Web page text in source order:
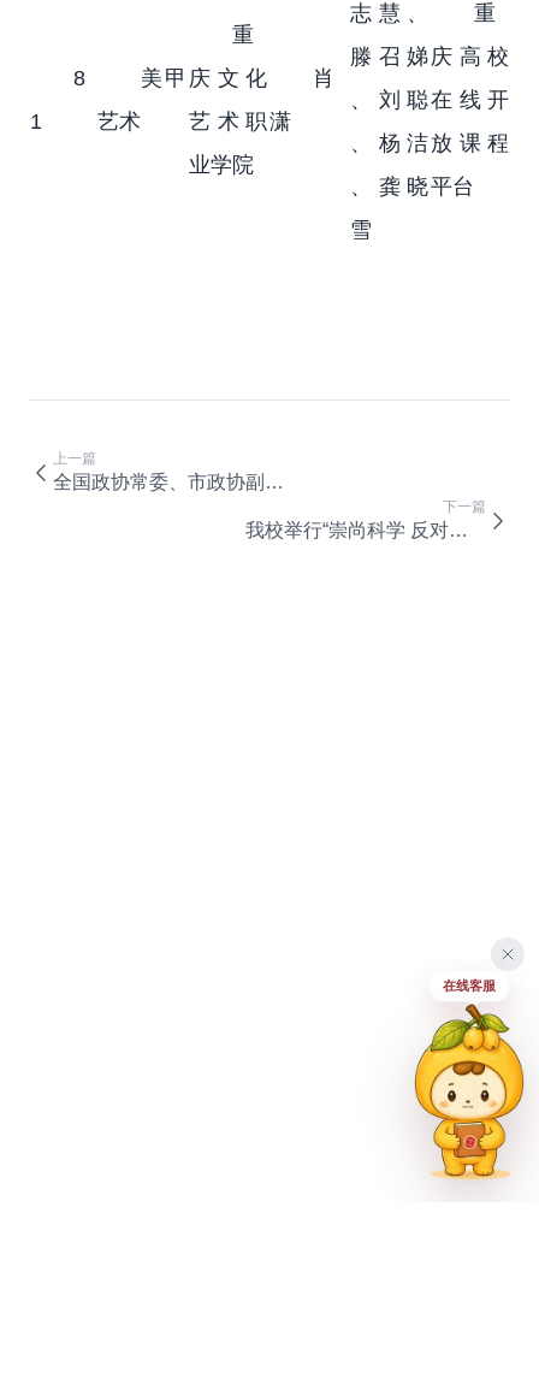
8
1
美甲
艺术
重
庆文化
艺术职
业学院
肖
潇
志慧、
滕召娣
、刘聪
、杨洁
、龚晓
雪
重
庆高校
在线开
放课程
平台
上一篇
全国政协常委、市政协副主席吴刚来校调研
下一篇
我校举行“崇尚科学 反对邪教”主题活动
在线客服